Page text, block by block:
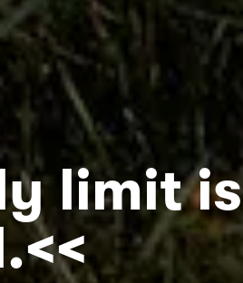
limit is